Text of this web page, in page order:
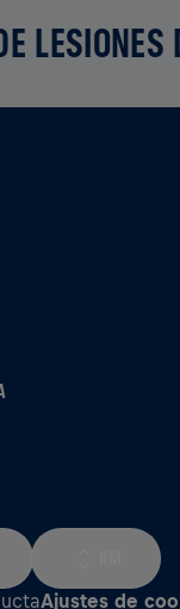
Ajustes de